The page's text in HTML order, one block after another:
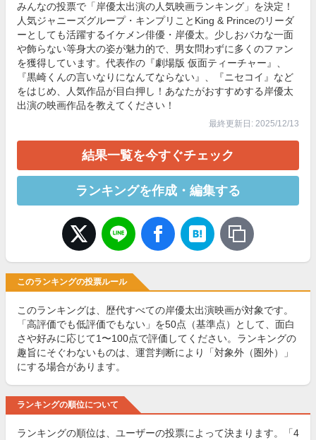
みんなの投票で「岸優太出演の人気映画ランキング」を決定！
人気ジャニーズグループ・キンプリことKing & Princeのリーダ
ーとしても活躍するイケメン俳優・岸優太。少しおバカな一面
や飾らない等身大の姿が魅力的で、男女問わずに多くのファン
を獲得しています。代表作の『劇場版 仮面ティーチャー』、
『黒崎くんの言いなりになんてならない』、『ニセコイ』など
をはじめ、人気作品が目白押し！あなたがおすすめする岸優太
出演の映画作品を教えてください！
最終更新日: 2025/12/13
結果一覧を今すぐチェック
ランキングを作成・編集する
このランキングの投票ルール
このランキングは、歴代すべての岸優太出演映画が対象です。
「高評価でも低評価でもない」を50点（基準点）として、面白
さや好みに応じて1〜100点で評価してください。ランキングの
趣旨にそぐわないものは、運営判断により「対象外（圏外）」
にする場合があります。
ランキングの順位について
ランキングの順位は、ユーザーの投票によって決まります。「4